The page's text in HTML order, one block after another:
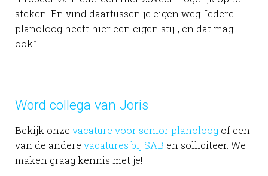
steken. En vind daartussen je eigen weg. Iedere
planoloog heeft hier een eigen stijl, en dat mag
ook.”
Word collega van Joris
Bekijk onze vacature voor senior planoloog of een
van de andere vacatures bij SAB en solliciteer. We
maken graag kennis met je!